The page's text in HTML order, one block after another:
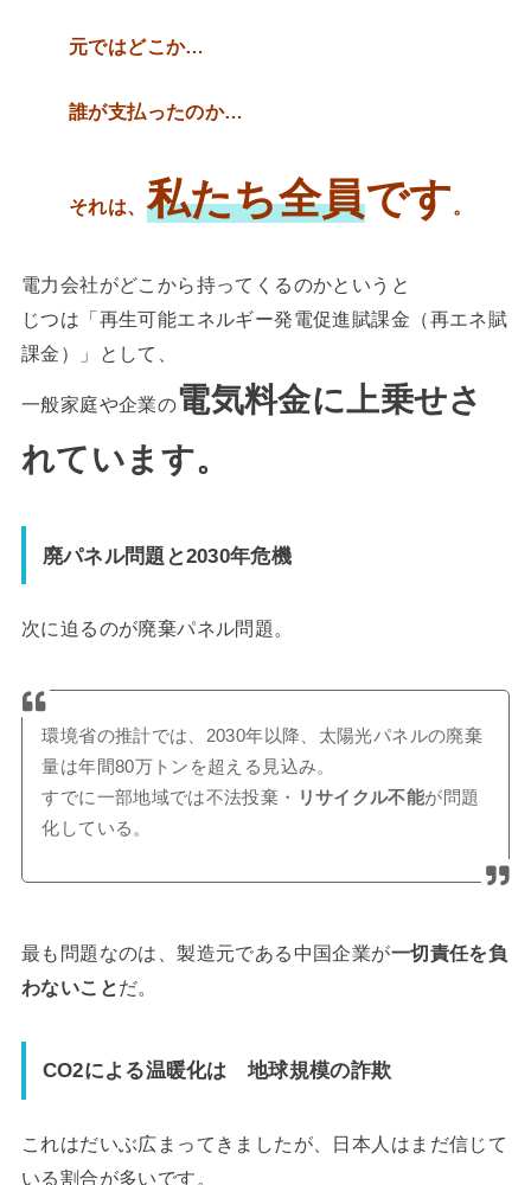
元ではどこか…
誰が支払ったのか…
それは、私たち全員です。
電力会社がどこから持ってくるのかというと
じつは「再生可能エネルギー発電促進賦課金（再エネ賦
課金）」として、
一般家庭や企業の電気料金に上乗せさ
れています。
廃パネル問題と2030年危機
次に迫るのが廃棄パネル問題。
環境省の推計では、2030年以降、太陽光パネルの廃棄
量は年間80万トン を超える見込み。
すでに一部地域では不法投棄・ リサイクル不能が問題
化している。
最も問題なのは、製造元である中国企業が一切責任を負
わないことだ。
CO2による温暖化は 地球規模の詐欺
これはだいぶ広まってきましたが、日本人はまだ信じて
いる割合が多いです。